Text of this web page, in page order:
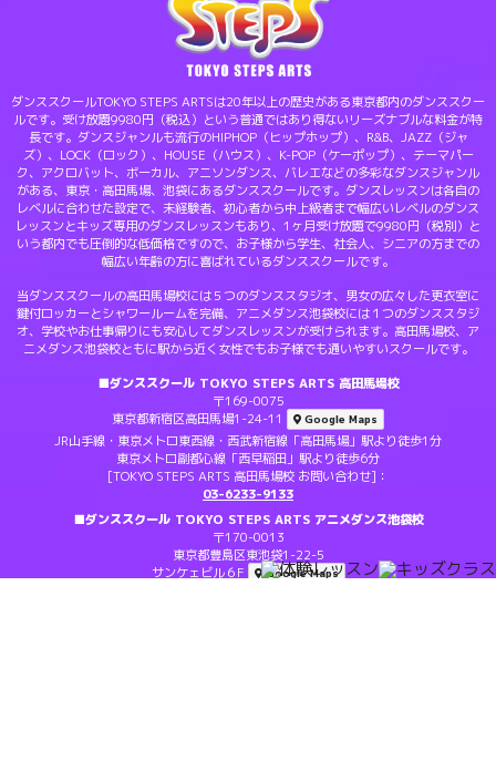
ダンススクールTOKYO STEPS ARTSは20年以上の歴史がある東京都内のダンススクー
ルです。受け放題9980円（税込）という普通ではあり得ないリーズナブルな料金が特
長です。ダンスジャンルも流行のHIPHOP（ヒップホップ）、R&B、JAZZ（ジャ
ズ）、LOCK（ロック）、HOUSE（ハウス）、K-POP（ケーポップ）、テーマパー
ク、アクロバット、ボーカル、アニソンダンス、バレエなどの多彩なダンスジャンル
がある、東京・高田馬場、池袋にあるダンススクールです。ダンスレッスンは各自の
レベルに合わせた設定で、未経験者、初心者から中上級者まで幅広いレベルのダンス
レッスンとキッズ専用のダンスレッスンもあり、1ヶ月受け放題で9980円（税別）と
いう都内でも圧倒的な低価格ですので、お子様から学生、社会人、シニアの方までの
幅広い年齢の方に喜ばれているダンススクールです。
当ダンススクールの高田馬場校には５つのダンススタジオ、男女の広々した更衣室に
鍵付ロッカーとシャワールームを完備、アニメダンス池袋校には１つのダンススタジ
オ、学校やお仕事帰りにも安心してダンスレッスンが受けられます。高田馬場校、ア
ニメダンス池袋校ともに駅から近く女性でもお子様でも通いやすいスクールです。
■ダンススクール TOKYO STEPS ARTS 高田馬場校
〒169-0075
東京都新宿区高田馬場1-24-11
Google Maps
JR山手線・東京メトロ東西線・西武新宿線「高田馬場」駅より徒歩1分
東京メトロ副都心線「西早稲田」駅より徒歩6分
[TOKYO STEPS ARTS 高田馬場校 お問い合わせ]：
03-6233-9133
■ダンススクール TOKYO STEPS ARTS アニメダンス池袋校
〒170-0013
東京都豊島区東池袋1-22-5
サンケェビル６F
Google Maps